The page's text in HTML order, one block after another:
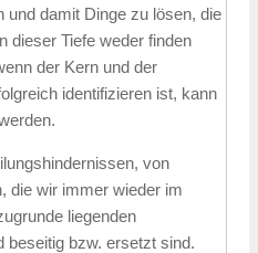
und damit Dinge zu lösen, die
dieser Tiefe weder finden
der Kern und der
identifizieren ist, kann
von
die wir immer wieder im
liegenden
beseitig bzw. ersetzt sind.